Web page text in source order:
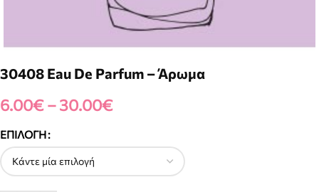
30408 Eau De Parfum – Άρωμα
6.00€–30.00€
ΕΠΙΛΟΓΉ